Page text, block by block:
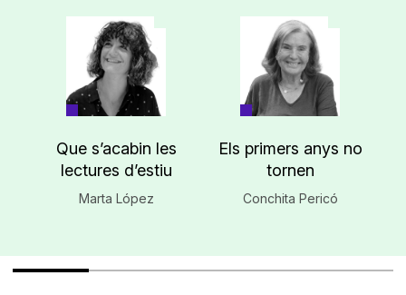
Que s’acabin les
lectures d’estiu
Marta López
Els primers anys no
tornen
Conchita Pericó